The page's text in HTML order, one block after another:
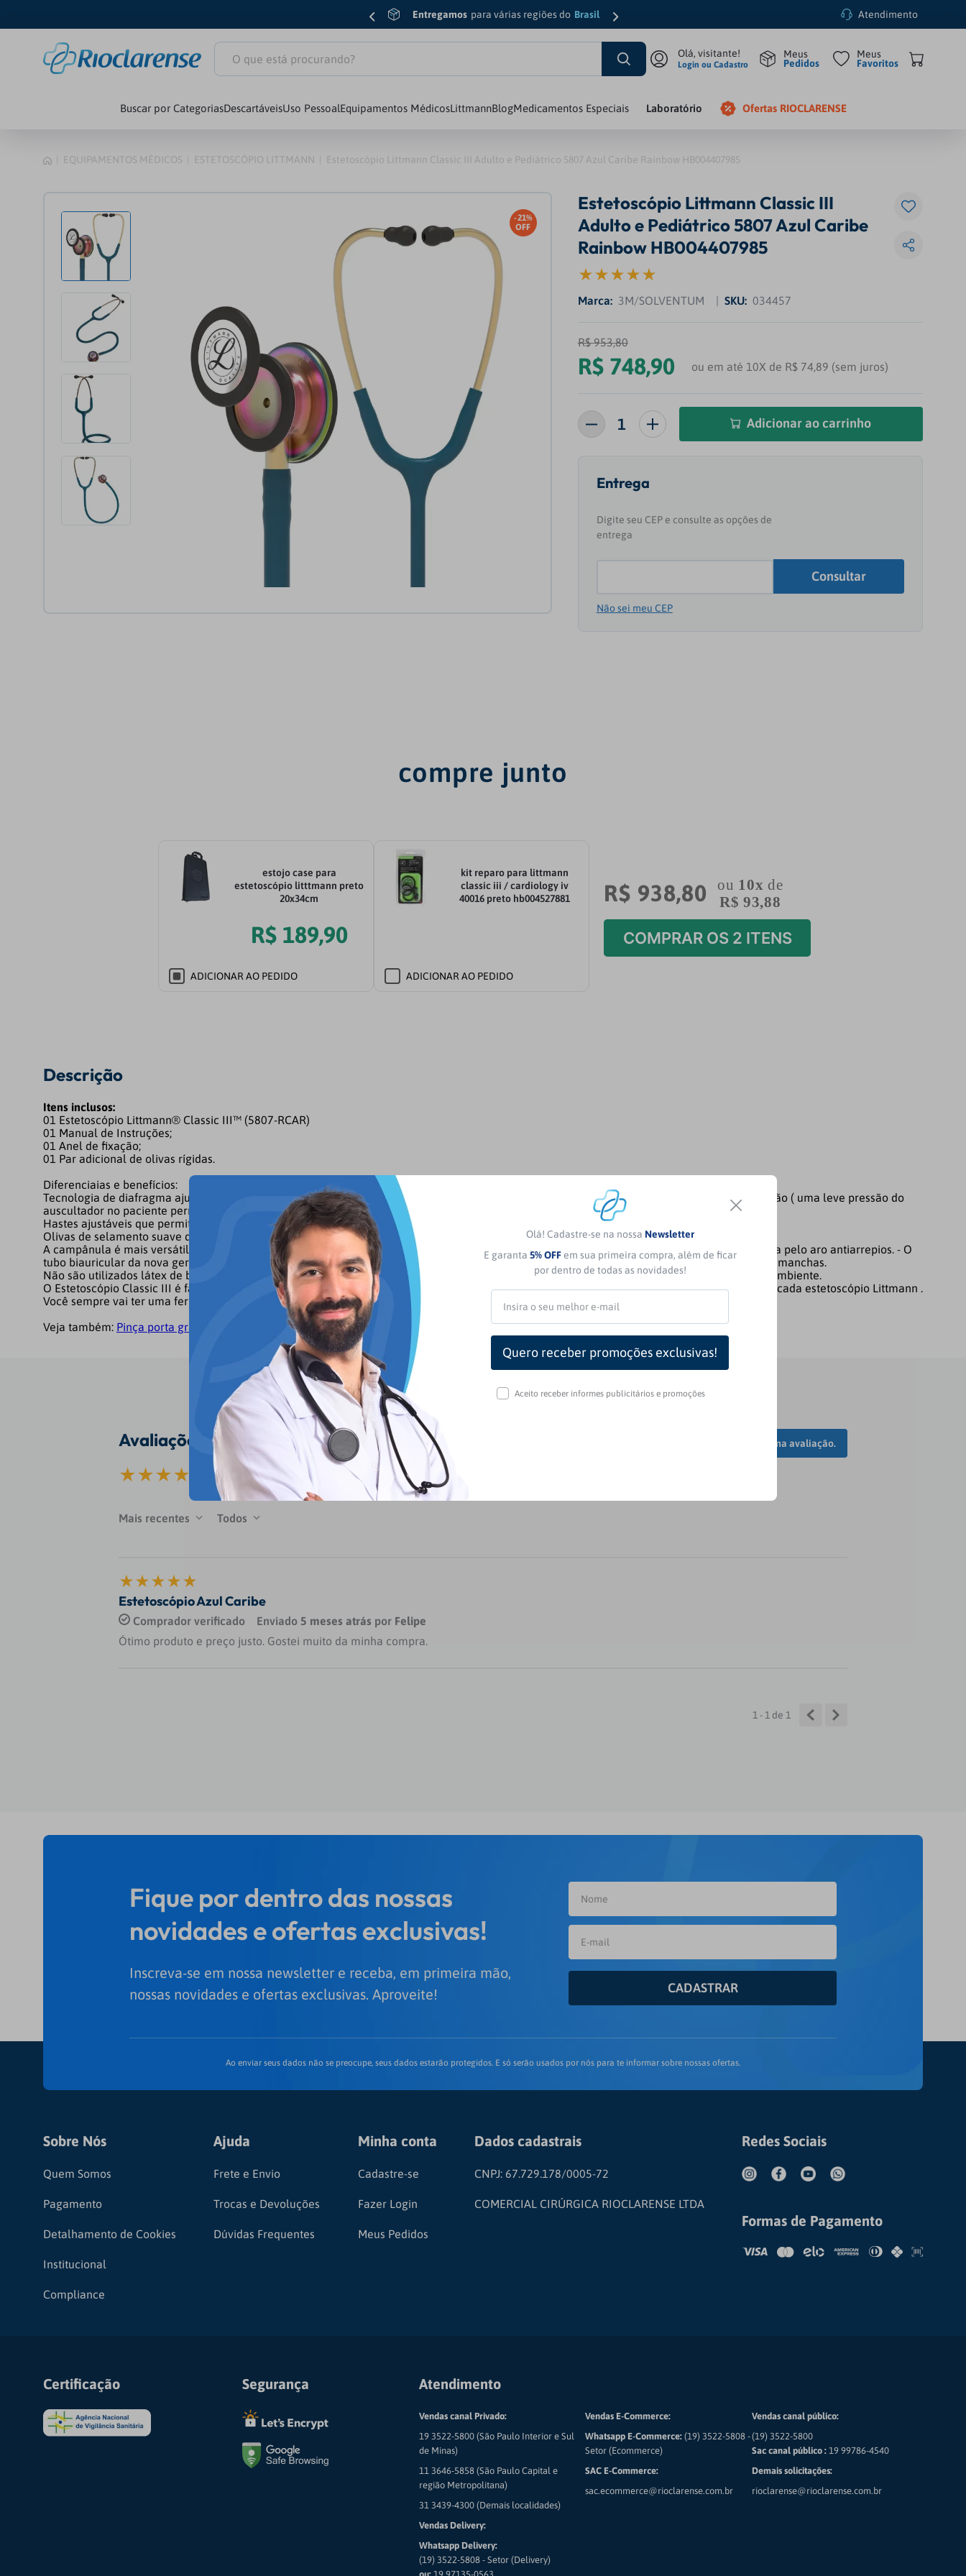
Entregamos para várias regiões do Brasil Atendimento
O que está procurando?
Login ou Cadastro Pedidos Favoritos
Buscar por CategoriasDescartáveisUso PessoalEquipamentos MédicosLittmannBlogMedicamentos Especiais Laboratório Ofertas RIOCLARENSE
Olá! Cadastre-se na nossa Newsletter
E garanta 5% OFFem sua primeira compra, além de ficar
por dentro de todas as novidades!
Aceito receber informes publicitários e promoções
EQUIPAMENTOS MÉDICOS ESTETOSCÓPIO LITTMANN Estetoscópio Littmann Classic III Adulto e Pediátrico 5807 Azul Caribe Rainbow HB004407985
21%
OFF
Estetoscópio Littmann Classic III
Adulto e Pediátrico 5807 Azul Caribe
Rainbow HB004407985
3M/SOLVENTUM SKU: 034457
R$ 953,80
R$ 748,90 ou em até 10X de R$ 74,89 (sem juros)
Adicionar ao carrinho
Não sei meu CEP
compre junto
estojo case para
estetoscópio litttmann preto
20x34cm
R$ 189,90
ADICIONAR AO PEDIDO
kit reparo para littmann
classic iii / cardiology iv
40016 preto hb004527881
ADICIONAR AO PEDIDO
R$ 938,80 ou 10x de
R$ 93,88
COMPRAR OS 2 ITENS
Descrição
Itens inclusos:
01 Estetoscópio Littmann® Classic III™ (5807-RCAR)
01 Manual de Instruções;
01 Anel de fixação;
01 Par adicional de olivas rígidas.
Diferenciaias e benefícios:
Tecnologia de diafragma ajustável é uma invenção 3M que que permite auscultar sons de altas e baixas frequências apenas ajustando a pressão ( uma leve pressão do
auscultador no paciente permite auscultar frequências baixas ou uma pressão firme do auscultador permite auscultar frequências altas);
Hastes ajustáveis que permitem ajustar facilmente a tensão para o tamanho da cabeça, proporcionando mais conforto;
Olivas de selamento suave que proporcionam um ajuste confortável e uam vedação acústica excelente com encaixe perfeito.
A campânula é mais versátil porque a face pediátrica converte-se numa campânula tradicional quando substituimos o diafragma de peça única pelo aro antiarrepios. - O
tubo biauricular da nova geração tem maior durabilidade, pois é mais resistente à oleosidade da pele e álcool. Menos propenso a aparecerem manchas.
Não são utilizados látex de borracha natural ou ftalatos nos tubos ou em qualquer outro componente, o que ajuda a proteger a saúde e meio ambiente.
O Estetoscópio Classic III é fabricado nos EUA para qualidade consistente. Nós aplicamos rigoroso processos de controles e de qualidade para cada estetoscópio Littmann .
Você sempre vai ter uma ferramenta clínica confiável,durável, que vai atendê-los por muitos anos.
Veja também: Pinça porta grampo palmer golgran
Avaliações
Classificação média: 5 (1 avaliação)
Faça login para escrever uma avaliação.
Mais recentes Todos
Estetoscópio Azul Caribe
Comprador verificado Enviado 5 meses atrás por Felipe
Ótimo produto e preço justo. Gostei muito da minha compra.
1 - 1 de 1
Fique por dentro das nossas
novidades e ofertas exclusivas!
Inscreva-se em nossa newsletter e receba, em primeira mão,
nossas novidades e ofertas exclusivas. Aproveite!
CADASTRAR
Ao enviar seus dados não se preocupe, seus dados estarão protegidos. E só serão usados por nós para te informar sobre nossas ofertas.
Sobre Nós
Quem Somos
Pagamento
Detalhamento de Cookies
Institucional
Compliance
Ajuda
Frete e Envio
Trocas e Devoluções
Dúvidas Frequentes
Minha conta
Cadastre-se
Fazer Login
Meus Pedidos
Dados cadastrais
CNPJ: 67.729.178/0005-72
COMERCIAL CIRÚRGICA RIOCLARENSE LTDA
Redes Sociais
Formas de Pagamento
Certificação Segurança Atendimento
Vendas canal Privado:
19 3522-5800 (São Paulo Interior e Sul
de Minas)
11 3646-5858 (São Paulo Capital e
região Metropolitana)
31 3439-4300 (Demais localidades)
Vendas Delivery:
Whatsapp Delivery:
(19) 3522-5808 - Setor (Delivery)
Vendas E-Commerce:
Whatsapp E-Commerce: (19) 3522-5808 -
Setor (Ecommerce)
SAC E-Commerce:
sac.ecommerce@rioclarense.com.br
Vendas canal público:
(19) 3522-5800
Sac canal público :19 99786-4540
Demais solicitações:
rioclarense@rioclarense.com.br
2º Littmann
Littmann Cardiology Iv
7 º Edição Limitada
9º Md